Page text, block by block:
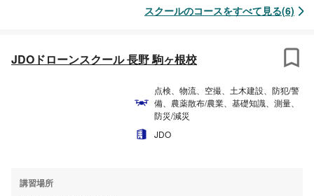
スクールのコースをすべて見る(6)
JDOドローンスクール 長野 駒ヶ根校
点検、物流、空撮、土木建設、防犯/警
備、農薬散布/農業、基礎知識、測量、
防災/減災
JDO
講習場所